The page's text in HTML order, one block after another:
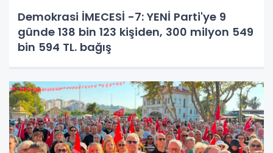
Demokrasi İMECESİ -7: YENİ Parti'ye 9
günde 138 bin 123 kişiden, 300 milyon 549
bin 594 TL. bağış